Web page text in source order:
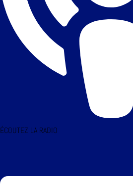
ÉCOUTEZ LA RADIO